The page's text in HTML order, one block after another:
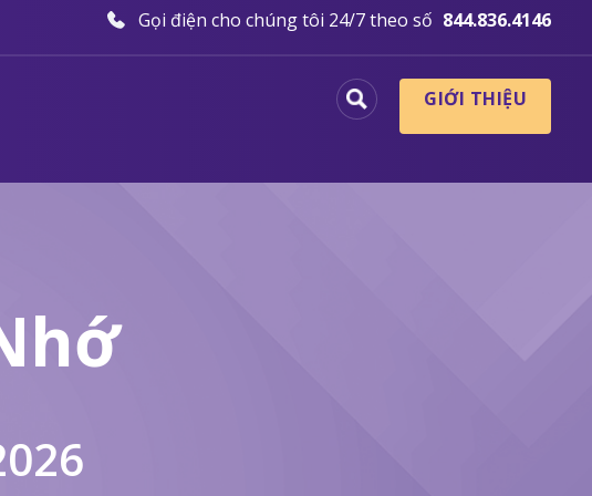
Gọi điện cho chúng tôi 24/7 theo số 844.836.4146
GIỚI THIỆU